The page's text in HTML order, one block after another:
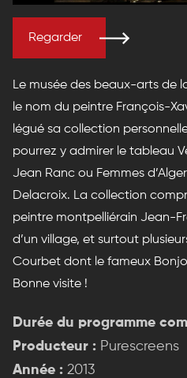
Regarder
Le musée des beaux-arts de
le nom du peintre François-
légué sa collection
pourrez y admirer le tableau
Jean Ranc ou Femmes
Delacroix. La collection
peintre montpelliérain Jean-
d’un village, et surtout
Courbet dont le fameux
Bonne visite !
Durée du programme
Producteur : Purescreens
Année : 2013